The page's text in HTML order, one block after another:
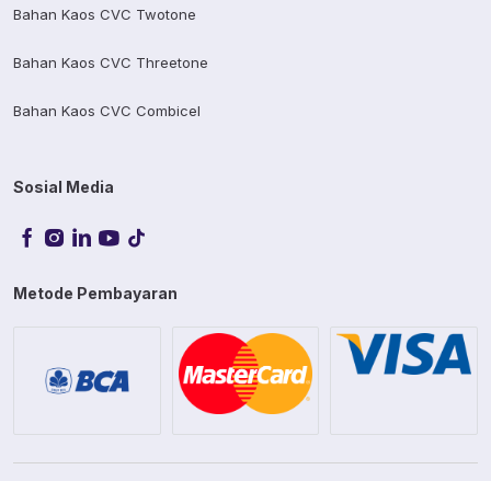
Bahan Kaos CVC Twotone
Bahan Kaos CVC Threetone
Bahan Kaos CVC Combicel
Sosial Media
Metode Pembayaran